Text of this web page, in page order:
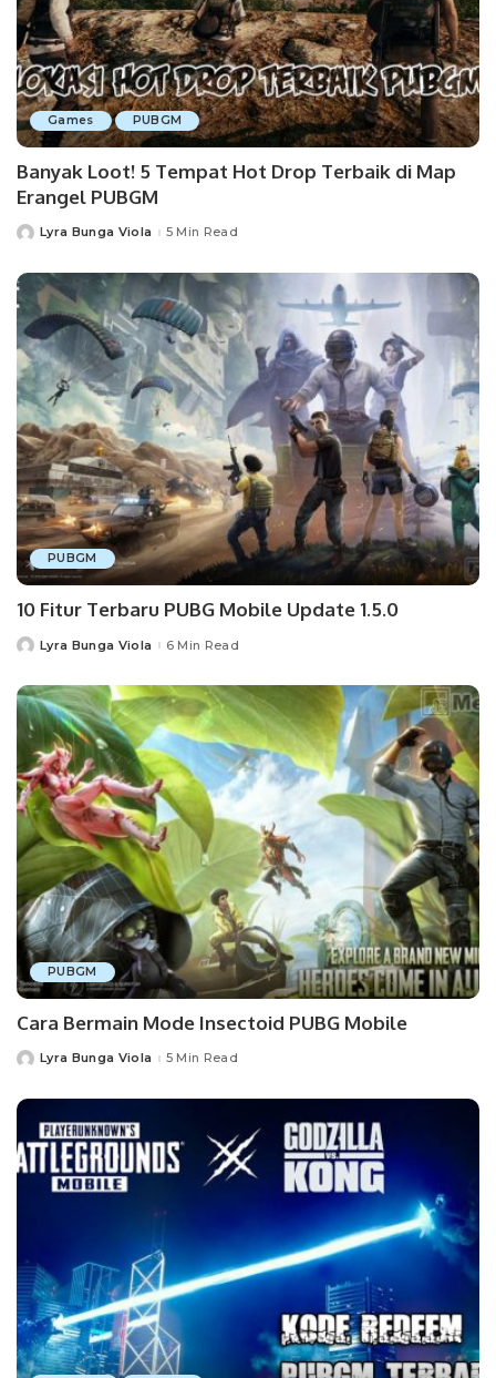
Games PUBGM
Banyak Loot! 5 Tempat Hot Drop Terbaik di Map
Erangel PUBGM
PostedLyra Bunga Viola 5 Min Read
PUBGM
10 Fitur Terbaru PUBG Mobile Update 1.5.0
PostedLyra Bunga Viola 6 Min Read
PUBGM
Cara Bermain Mode Insectoid PUBG Mobile
PostedLyra Bunga Viola 5 Min Read